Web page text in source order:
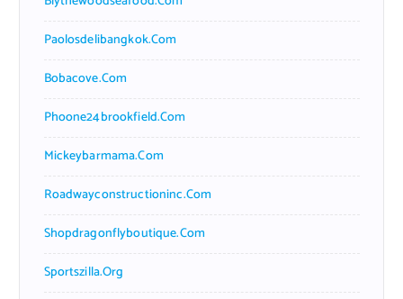
Paolosdelibangkok.com
Bobacove.com
Phoone24brookfield.com
Mickeybarmama.com
Roadwayconstructioninc.com
Shopdragonflyboutique.com
Sportszilla.org